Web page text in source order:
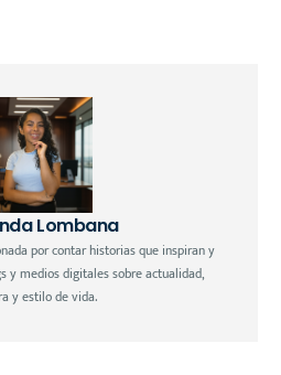
Lombana
por contar historias que inspiran y
y medios digitales sobre actualidad,
y estilo de vida.